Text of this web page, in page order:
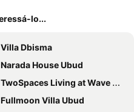
lo...
Villa Dbisma
Narada House Ubud
TwoSpaces Living at Wave And Chill House, Canggu
Fullmoon Villa Ubud